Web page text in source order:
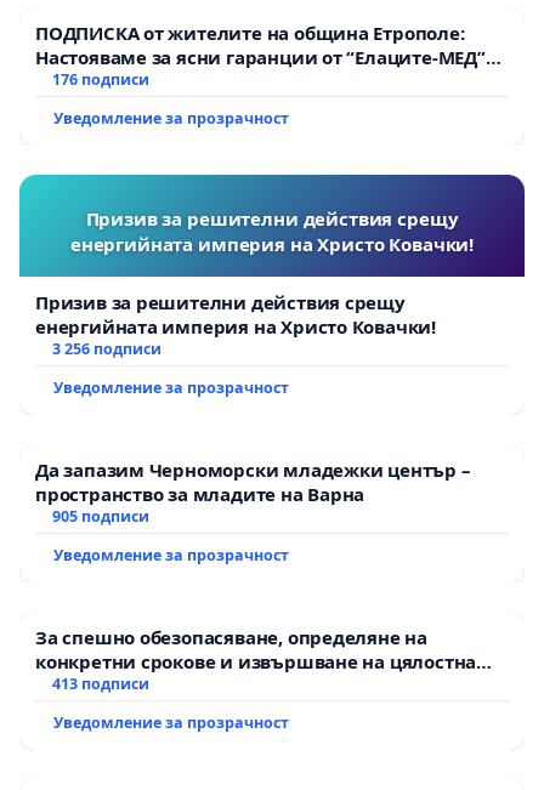
ПОДПИСКА от жителите на община Етрополе:
Настояваме за ясни гаранции от “Елаците-МЕД”
АД и от държавата, че ще се изпълнят всички
176 подписи
Уведомление за прозрачност
Призив за решителни действия срещу
енергийната империя на Христо Ковачки!
Призив за решителни действия срещу
енергийната империя на Христо Ковачки!
3 256 подписи
Уведомление за прозрачност
Да запазим Черноморски младежки център –
пространство за младите на Варна
905 подписи
Уведомление за прозрачност
За спешно обезопасяване, определяне на
конкретни срокове и извършване на цялостна
рехабилитация на републиканския път между
Мирово - к.к. Момин проход
413 подписи
Уведомление за прозрачност